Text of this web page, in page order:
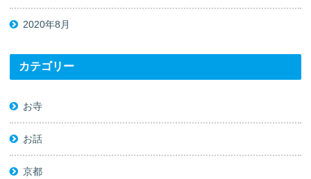
2020年8月
カテゴリー
お寺
お話
京都